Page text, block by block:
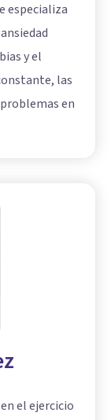
especializa
y el
las
en
el ejercicio